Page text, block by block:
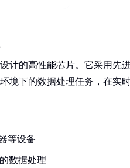
计的高性能芯片。它采用先
境下的数据处理任务，在实
等设备
数据处理